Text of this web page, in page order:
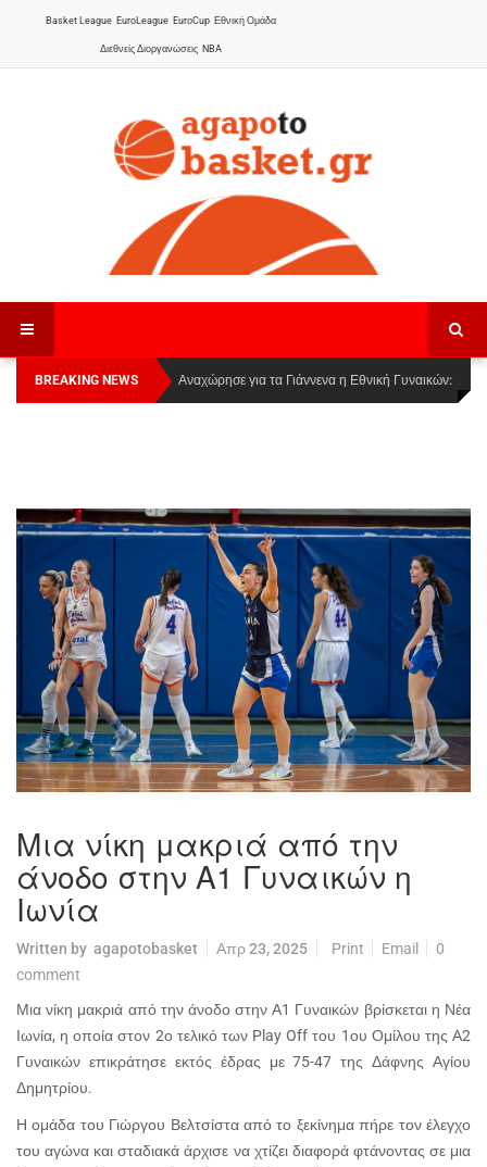
Basket League EuroLeague EuroCup Εθνική Ομάδα
Διεθνείς Διοργανώσεις NBA
BREAKING NEWS
Οι Πάνθηρες Καβάλας στην Women Basketball
League 1
Αναχώρησε για τα Γιάννενα η Εθνική Γυναικών
Μια νίκη μακριά από την
άνοδο στην Α1 Γυναικών η
Ιωνία
Written by agapotobasket Απρ 23, 2025 Print Email
0
comment
Μια νίκη μακριά από την άνοδο στην Α1 Γυναικών βρίσκεται η Νέα
Ιωνία, η οποία στον 2ο τελικό των Play Off του 1ου Ομίλου της Α2
Γυναικών επικράτησε εκτός έδρας με 75-47 της Δάφνης Αγίου
Δημητρίου.
Η ομάδα του Γιώργου Βελτσίστα από το ξεκίνημα πήρε τον έλεγχο
του αγώνα και σταδιακά άρχισε να χτίζει διαφορά φτάνοντας σε μια